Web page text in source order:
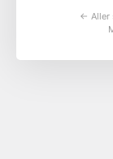
← Aller